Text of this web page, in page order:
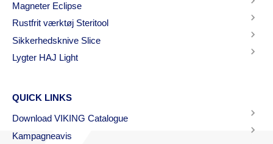
Magneter Eclipse
Rustfrit værktøj Steritool
Sikkerhedsknive Slice
Lygter HAJ Light
QUICK LINKS
Download VIKING Catalogue
Kampagneavis